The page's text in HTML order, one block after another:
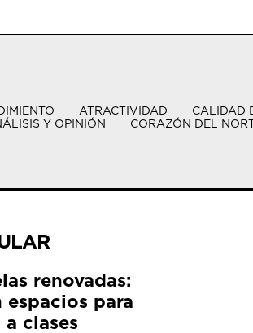
ATRACTIVIDAD CALIDAD
Y OPINIÓN
CORAZÓN DEL
renovadas:
para
clases